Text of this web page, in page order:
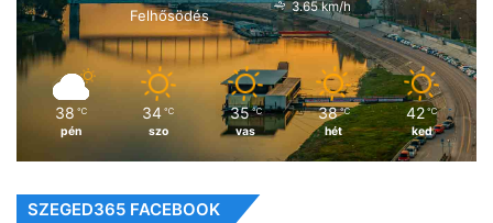
Felhősödés
3.65 km/h
38 ℃
pén
34 ℃
szo
35 ℃
vas
38 ℃
hét
42 ℃
ked
SZEGED365 FACEBOOK